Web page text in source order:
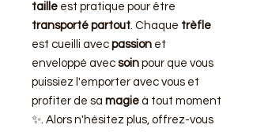
taille est pratique pour être
transporté partout. Chaque trèfle
est cueilli avec passion et
enveloppé avec soin pour que vous
puissiez l'emporter avec vous et
profiter de sa magie à tout moment
✨. Alors n'hésitez plus, offrez-vous